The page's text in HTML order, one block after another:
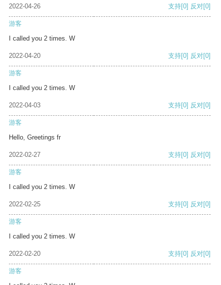
2022-04-26 支持[0] 反对[0]
游客
I called you 2 times. W
2022-04-20 支持[0] 反对[0]
游客
I called you 2 times. W
2022-04-03 支持[0] 反对[0]
游客
Hello, Greetings fr
2022-02-27 支持[0] 反对[0]
游客
I called you 2 times. W
2022-02-25 支持[0] 反对[0]
游客
I called you 2 times. W
2022-02-20 支持[0] 反对[0]
游客